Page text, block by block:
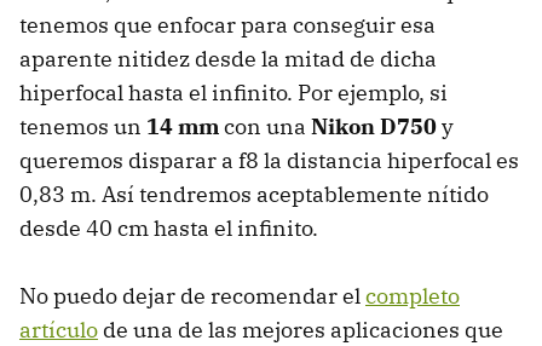
tenemos que enfocar para conseguir esa
aparente nitidez desde la mitad de dicha
hiperfocal hasta el infinito. Por ejemplo, si
tenemos un 14 mmcon una Nikon D750y
queremos disparar a f8 la distancia hiperfocal es
0,83 m. Así tendremos aceptablemente nítido
desde 40 cm hasta el infinito.
No puedo dejar de recomendar elcompleto
artículo de una de las mejores aplicaciones que